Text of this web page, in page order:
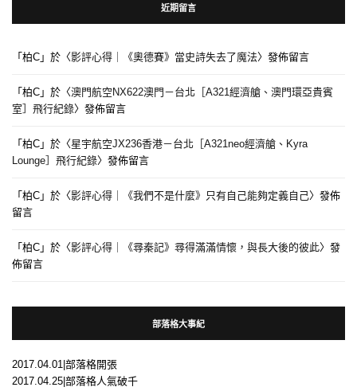
近期留言
「柏C 」於〈影評心得｜《奧德賽》當史詩失去了魔法〉發佈留言
「柏C 」於〈澳門航空NX622澳門－台北［A321經濟艙、澳門環亞貴賓
室］飛行紀錄〉發佈留言
「柏C 」於〈星宇航空JX236香港－台北［A321neo經濟艙、Kyra
Lounge］飛行紀錄〉發佈留言
「柏C 」於〈影評心得｜《我們不是什麼》只有自己能夠定義自己〉發佈
留言
「柏C 」於〈影評心得｜《尋秦記》尋得滿滿情懷，與長大後的彼此〉發
佈留言
部落格大事紀
2017.04.01|部落格開張
2017.04.25|部落格人氣破千